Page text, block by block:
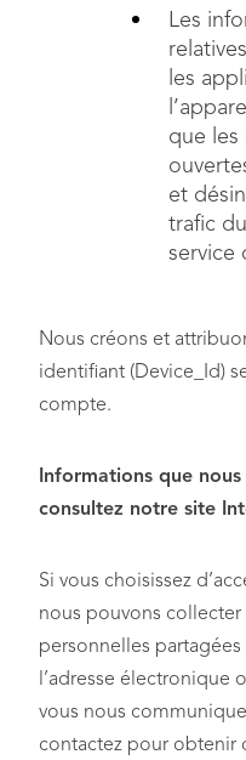
Les
les
que les
et
trafic
service
Nous créons et
identifiant (Device_Id)
compte.
Informations que
consultez notre site
Si vous choisissez
nous pouvons
personnelles
l’adresse électronique
vous nous
contactez pour obtenir